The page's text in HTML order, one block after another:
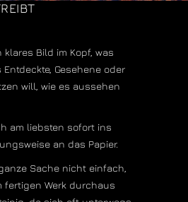
Bild im Kopf, was
Gesehene oder
will, wie es aussehen
am liebsten sofort ins
an das Papier.
Sache nicht einfach,
fertigen Werk durchaus